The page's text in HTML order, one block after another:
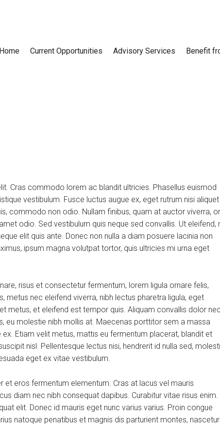
Home Current Opportunities Advisory Services Benefit
Cras commodo lorem ac blandit ultricies. Phasellus euismod
vestibulum. Fusce luctus augue ex, eget rutrum nisi aliquet
commodo non odio. Nullam finibus, quam at auctor viverra,
odio. Sed vestibulum quis neque sed convallis. Ut eleifend,
elit quis ante. Donec non nulla a diam posuere lacinia non
ipsum magna volutpat tortor, quis ultricies mi urna eget
risus et consectetur fermentum, lorem ligula ornare felis,
metus nec eleifend viverra, nibh lectus pharetra ligula, eget
metus, et eleifend est tempor quis. Aliquam convallis dolor nec
eu molestie nibh mollis at. Maecenas porttitor sem a massa
Etiam velit metus, mattis eu fermentum placerat, blandit et
nisl. Pellentesque lectus nisi, hendrerit id nulla sed,
eget ex vitae vestibulum.
eros fermentum elementum. Cras at lacus vel mauris
diam nec nibh consequat dapibus. Curabitur vitae risus enim.
elit. Donec id mauris eget nunc varius varius. Proin congue
natoque penatibus et magnis dis parturient montes, nascetur